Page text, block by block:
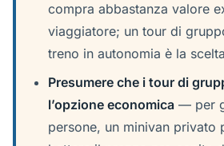
compra abbastanza valore
viaggiatore; un tour di
treno in autonomia è la
Presumere che i tour di
l’opzione economica — per
persone, un minivan privato